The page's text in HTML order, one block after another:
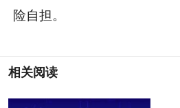
险自担。
相关阅读